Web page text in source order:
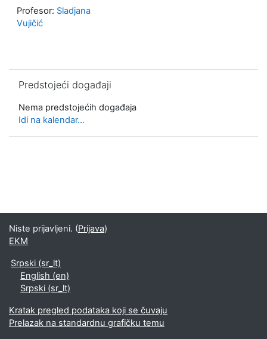
Profesor: Sladjana
Vujičić
Predstojeći događaji
Nema predstojećih događaja
Idi na kalendar...
Niste prijavljeni. (Prijava)
EKM
Srpski ‎(sr_lt)‎
English ‎(en)‎
Srpski ‎(sr_lt)‎
Kratak pregled podataka koji se čuvaju
Prelazak na standardnu grafičku temu